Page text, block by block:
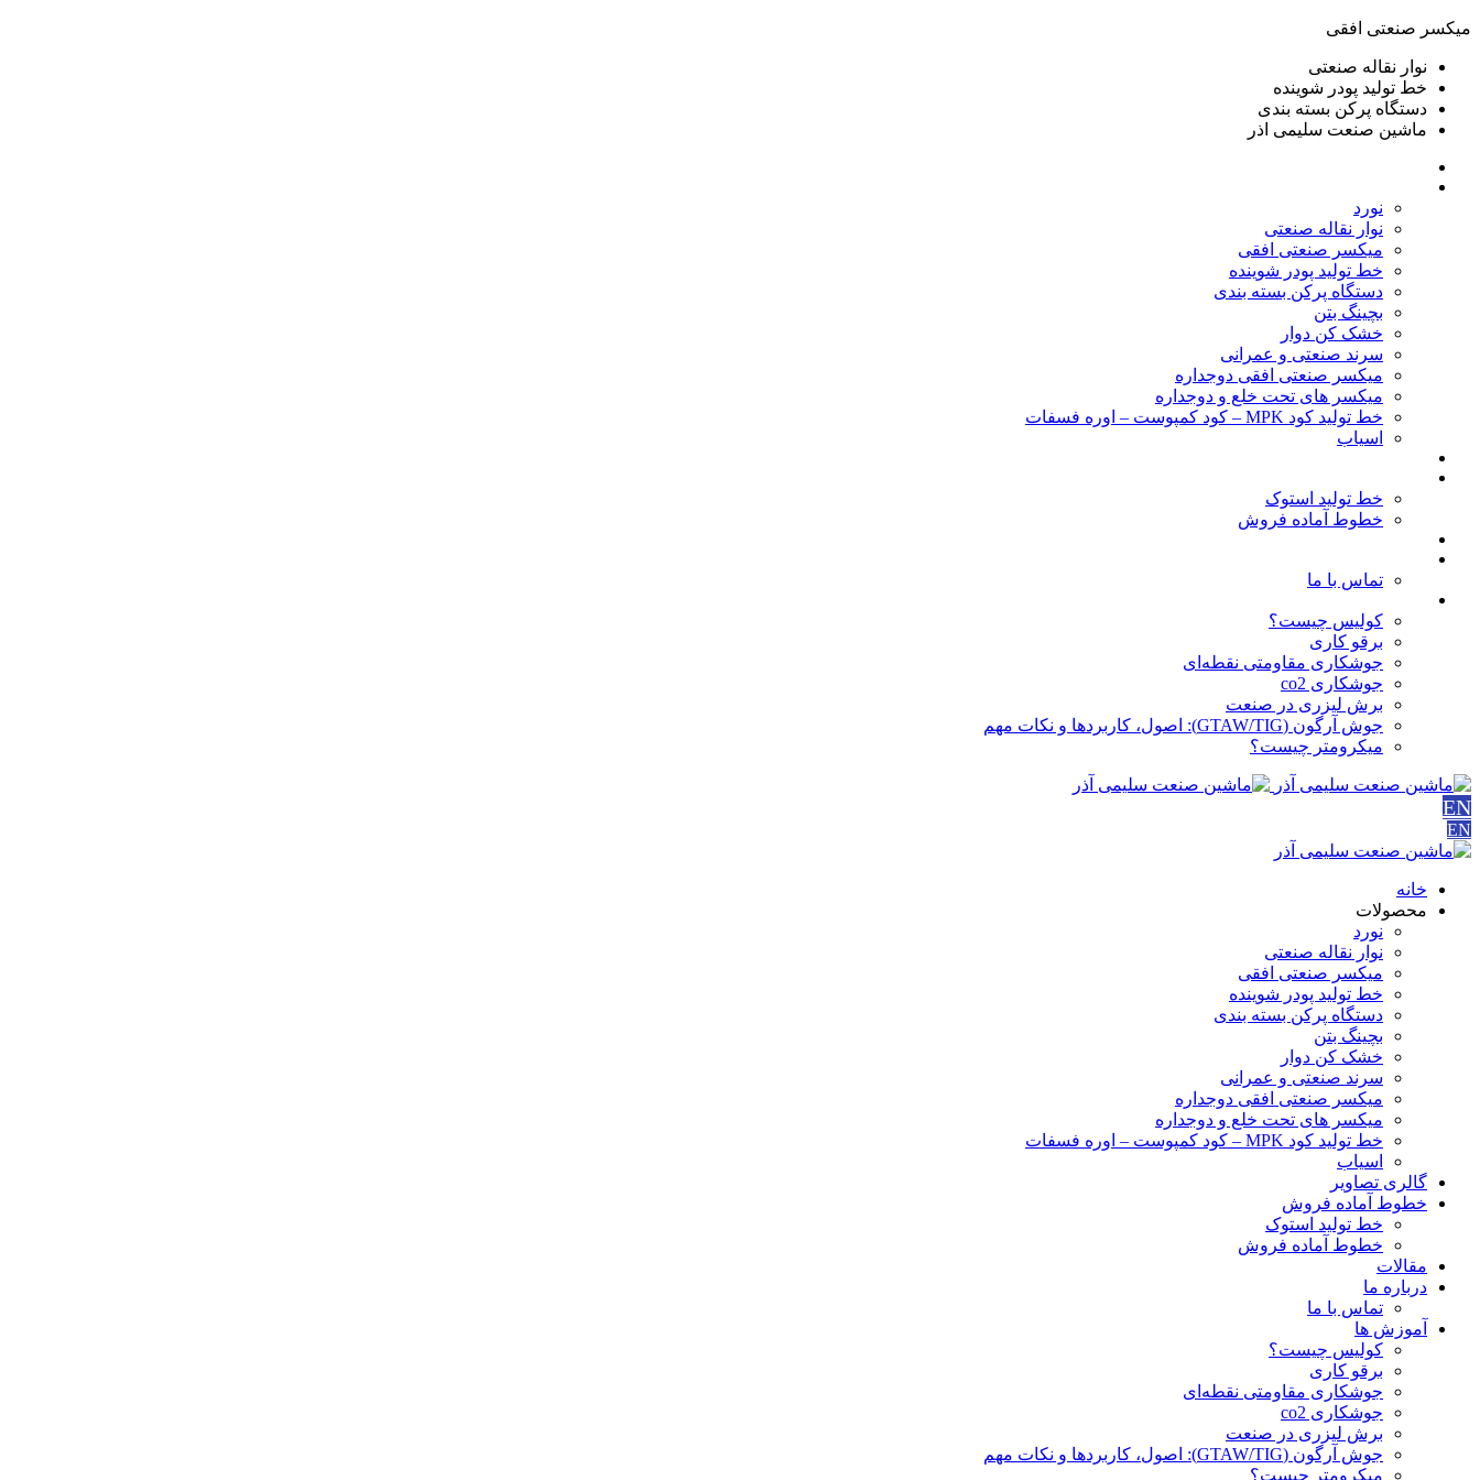
ميكسر صنعتی افقی
نوار نقاله صنعتی
خط تولید پودر شوينده
دستگاه پرکن بسته بندی
ماشين صنعت سليمی اذر
نورد
نوار نقاله صنعتی
ميكسر صنعتی افقی
خط تولید پودر شوينده
دستگاه پرکن بسته بندی
بچينگ بتن
خشک کن دوار
سرند صنعتی و عمرانی
میکسر صنعتی افقی دوجداره
میکسر های تحت خلع و دوجداره
خط تولید کود MPK – کود کمپوست – اوره فسفات
اسیاب
خط تولید استوک
خطوط آماده فروش
تماس با ما
کولیس چیست؟
برقو کاری
جوشکاری مقاومتی نقطه‌ای
جوشکاری co2
برش لیزری در صنعت
جوش آرگون (GTAW/TIG): اصول، کاربردها و نکات مهم
میکرومتر چیست؟
EN
EN
خانه
محصولات
نورد
نوار نقاله صنعتی
ميكسر صنعتی افقی
خط تولید پودر شوينده
دستگاه پرکن بسته بندی
بچينگ بتن
خشک کن دوار
سرند صنعتی و عمرانی
میکسر صنعتی افقی دوجداره
میکسر های تحت خلع و دوجداره
خط تولید کود MPK – کود کمپوست – اوره فسفات
اسیاب
گالری تصاویر
خطوط آماده فروش
خط تولید استوک
خطوط آماده فروش
مقالات
درباره ما
تماس با ما
آموزش ها
کولیس چیست؟
برقو کاری
جوشکاری مقاومتی نقطه‌ای
جوشکاری co2
برش لیزری در صنعت
جوش آرگون (GTAW/TIG): اصول، کاربردها و نکات مهم
میکرومتر چیست؟